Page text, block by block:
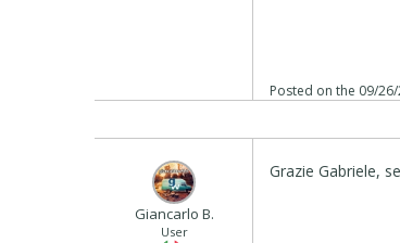
Posted on the 09/
Giancarlo B.
User
Grazie Gabriele,